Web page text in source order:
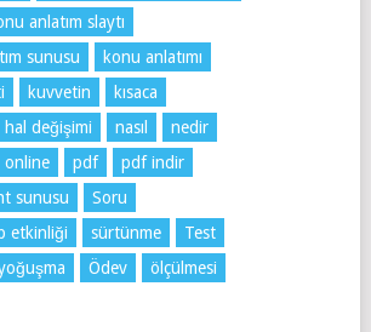
anlatım slaytı
sunusu
konu anlatımı
kuvvetin
kısaca
değişimi
nasıl
nedir
online pdf
pdf indir
sunusu
Soru
etkinliği
sürtünme
Test
Ödev
ölçülmesi